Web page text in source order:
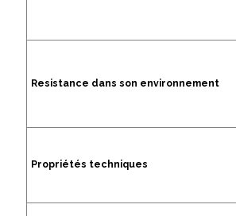
Resistance dans son environnement
Propriétés techniques